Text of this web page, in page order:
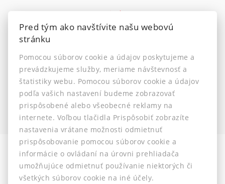
Napíšte nám
Nastavenie cookies
Informácia pre klientov- Ochrana osobných údajov
Etický kódex-Reklamačný poriadok
© 2026 -J&MZ reality s.r.o.
Pred tým ako navštívite našu webovú
stránku
Pomocou súborov cookie a údajov poskytujeme a
prevádzkujeme služby, meriame návštevnosť a
štatistiky webu. Pomocou súborov cookie a údajov
podľa vašich nastavení budeme zobrazovať
prispôsobené alebo všeobecné reklamy na
internete. Voľbou tlačidla Prispôsobiť zobrazíte
nastavenia vrátane možnosti odmietnuť
prispôsobovanie pomocou súborov cookie a
informácie o ovládaní na úrovni prehliadača
umožňujúce odmietnuť používanie niektorých či
všetkých súborov cookie na iné účely.